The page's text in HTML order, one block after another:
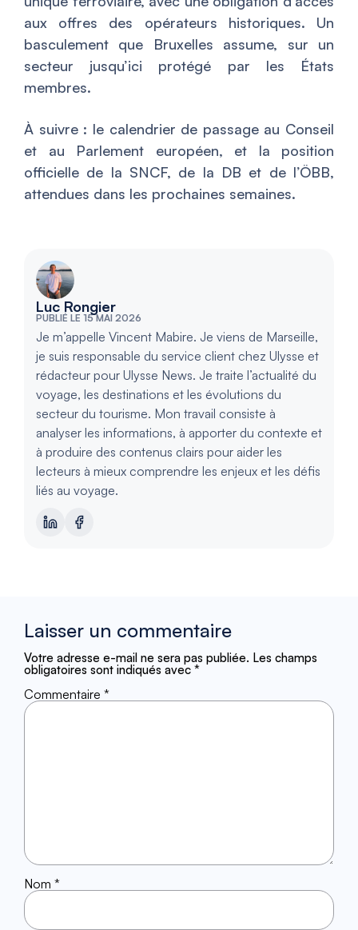
aux offres des opérateurs historiques. Un
basculement que Bruxelles assume, sur un
secteur jusqu’ici protégé par les États
membres.
À suivre : le calendrier de passage au Conseil
et au Parlement européen, et la position
officielle de la SNCF, de la DB et de l’ÖBB,
attendues dans les prochaines semaines.
Luc Rongier
PUBLIÉ LE 15 MAI 2026
Je m’appelle Vincent Mabire. Je viens de Marseille,
je suis responsable du service client chez Ulysse et
rédacteur pour Ulysse News. Je traite l’actualité du
voyage, les destinations et les évolutions du
secteur du tourisme. Mon travail consiste à
analyser les informations, à apporter du contexte et
à produire des contenus clairs pour aider les
lecteurs à mieux comprendre les enjeux et les défis
liés au voyage.
Laisser un commentaire
Votre adresse e-mail ne sera pas publiée. Les champs
obligatoires sont indiqués avec *
Commentaire *
Nom *